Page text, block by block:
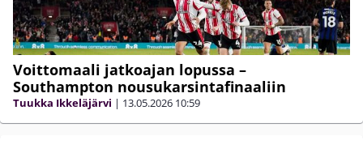
Voittomaali jatkoajan lopussa –
Southampton nousukarsintafinaaliin
Tuukka Ikkeläjärvi | 13.05.2026 10:59